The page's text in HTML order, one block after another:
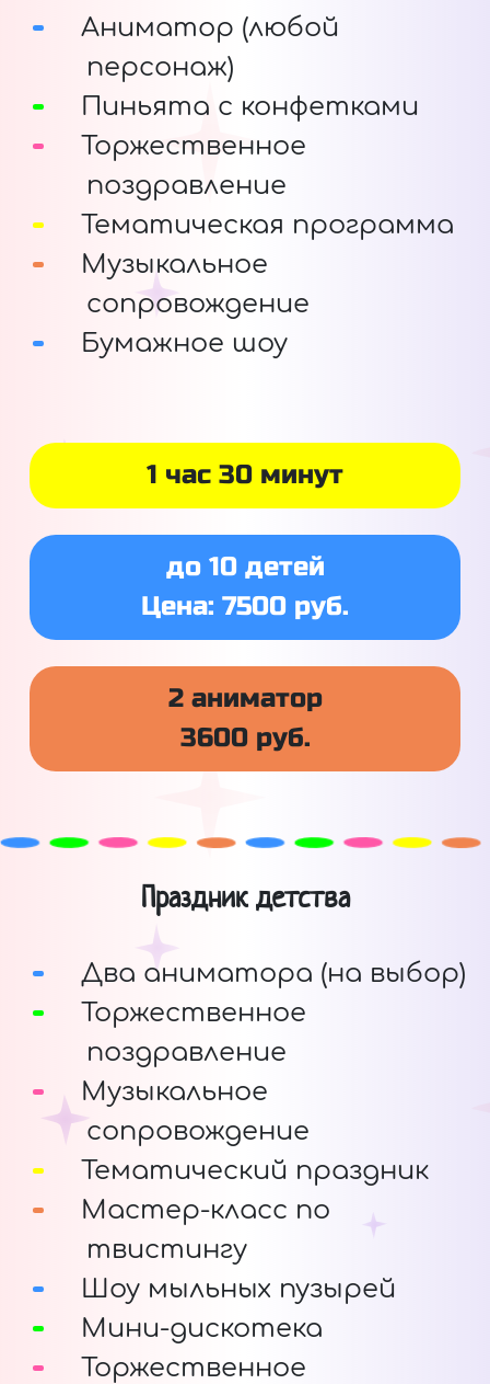
Аниматор (любой
персонаж)
Пиньята с конфетками
Торжественное
поздравление
Тематическая программа
Музыкальное
сопровождение
Бумажное шоу
1 час 30 минут
до 10 детей
Цена: 7500 руб.
2 аниматор
3600 руб.
Праздник детства
Два аниматора (на выбор)
Торжественное
поздравление
Музыкальное
сопровождение
Тематический праздник
Мастер-класс по
твистингу
Шоу мыльных пузырей
Мини-дискотека
Торжественное